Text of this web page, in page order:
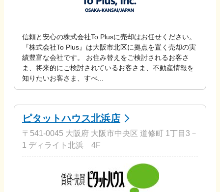
信頼と安心の株式会社To Plusに売却はお任せください。
『株式会社To Plus』は大阪市北区に拠点を置く売却の実
績豊富な会社です。 お住み替えをご検討されるお客さ
ま、将来的にご検討されているお客さま、不動産情報を
知りたいお客さま、すべ...
ピタットハウス北浜店
〒541-0045 大阪府 大阪市中央区 道修町 1丁目3－
1 ディライト北浜 4F